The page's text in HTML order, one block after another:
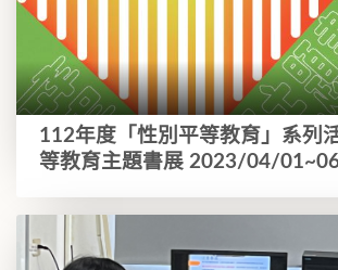
112年度「性別平等教育」系列
等教育主題書展 2023/04/